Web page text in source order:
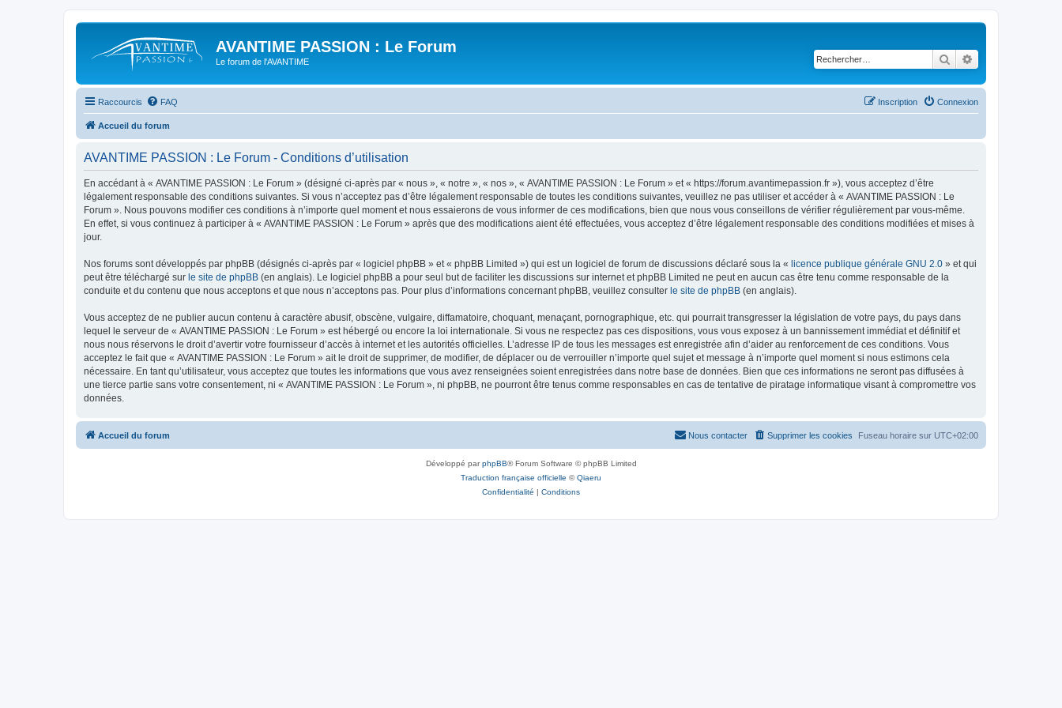
AVANTIME PASSION : Le Forum
Le forum de l'AVANTIME Rechercher
Raccourcis FAQ Connexion
Inscription
Accueil du forum
AVANTIME PASSION : Le Forum - Conditions d’utilisation
En accédant à « AVANTIME PASSION : Le Forum » (désigné ci-après par « nous », « notre », « nos », « AVANTIME PASSION : Le Forum » et « https://forum.avantimepassion.fr »), vous acceptez d’être
légalement responsable des conditions suivantes. Si vous n’acceptez pas d’être légalement responsable de toutes les conditions suivantes, veuillez ne pas utiliser et accéder à « AVANTIME PASSION : Le
Forum ». Nous pouvons modifier ces conditions à n’importe quel moment et nous essaierons de vous informer de ces modifications, bien que nous vous conseillons de vérifier régulièrement par vous-même.
En effet, si vous continuez à participer à « AVANTIME PASSION : Le Forum » après que des modifications aient été effectuées, vous acceptez d’être légalement responsable des conditions modifiées et mises à
jour.
Nos forums sont développés par phpBB (désignés ci-après par « logiciel phpBB » et « phpBB Limited ») qui est un logiciel de forum de discussions déclaré sous la « licence publique générale GNU 2.0 » et qui
peut être téléchargé sur le site de phpBB (en anglais). Le logiciel phpBB a pour seul but de faciliter les discussions sur internet et phpBB Limited ne peut en aucun cas être tenu comme responsable de la
conduite et du contenu que nous acceptons et que nous n’acceptons pas. Pour plus d’informations concernant phpBB, veuillez consulter le site de phpBB (en anglais).
Vous acceptez de ne publier aucun contenu à caractère abusif, obscène, vulgaire, diffamatoire, choquant, menaçant, pornographique, etc. qui pourrait transgresser la législation de votre pays, du pays dans
lequel le serveur de « AVANTIME PASSION : Le Forum » est hébergé ou encore la loi internationale. Si vous ne respectez pas ces dispositions, vous vous exposez à un bannissement immédiat et définitif et
nous nous réservons le droit d’avertir votre fournisseur d’accès à internet et les autorités officielles. L’adresse IP de tous les messages est enregistrée afin d’aider au renforcement de ces conditions. Vous
acceptez le fait que « AVANTIME PASSION : Le Forum » ait le droit de supprimer, de modifier, de déplacer ou de verrouiller n’importe quel sujet et message à n’importe quel moment si nous estimons cela
nécessaire. En tant qu’utilisateur, vous acceptez que toutes les informations que vous avez renseignées soient enregistrées dans notre base de données. Bien que ces informations ne seront pas diffusées à
une tierce partie sans votre consentement, ni « AVANTIME PASSION : Le Forum », ni phpBB, ne pourront être tenus comme responsables en cas de tentative de piratage informatique visant à compromettre vos
données.
Accueil du forum Fuseau horaire sur UTC+02:00
Supprimer les cookies
Nous contacter
Développé parphpBB® Forum Software © phpBB Limited
Traduction française officielle ©Qiaeru
Confidentialité | Conditions